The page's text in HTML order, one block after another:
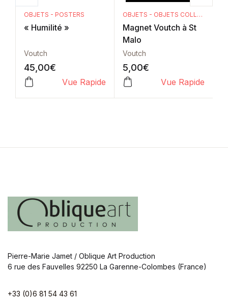
OBJETS - POSTERS
« Humilité »
Voutch
45,00€
Vue Rapide
OBJETS - OBJETS COLLECTORS
Magnet Voutch à St
Malo
Voutch
5,00€
Vue Rapide
Pierre-Marie Jamet / Oblique Art Production
6 rue des Fauvelles 92250 La Garenne-Colombes (France)
+33 (0)6 81 54 43 61